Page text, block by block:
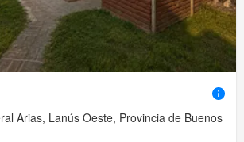
Arias, Lanús Oeste, Provincia de Buenos